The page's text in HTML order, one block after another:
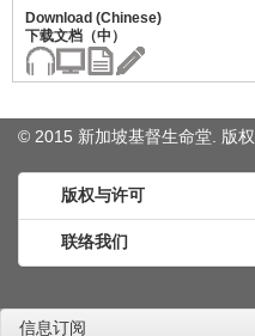
© 2015 新加坡基督生命堂. 版权
版权与许可
联络我们
信息订阅